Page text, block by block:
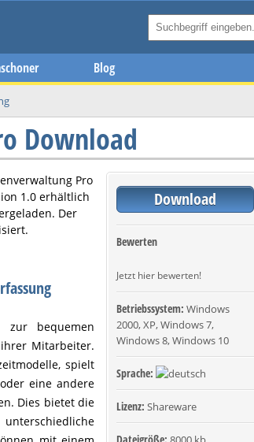
Blog
Download
Pro
1.0 erhältlich
Der
Download
Bewerten
Jetzt hier bewerten!
Betriebssystem: Windows
2000, XP, Windows 7,
Windows 8, Windows 10
Sprache:
Lizenz: Shareware
zur bequemen
Mitarbeiter.
spielt
eine andere
Dies bietet die